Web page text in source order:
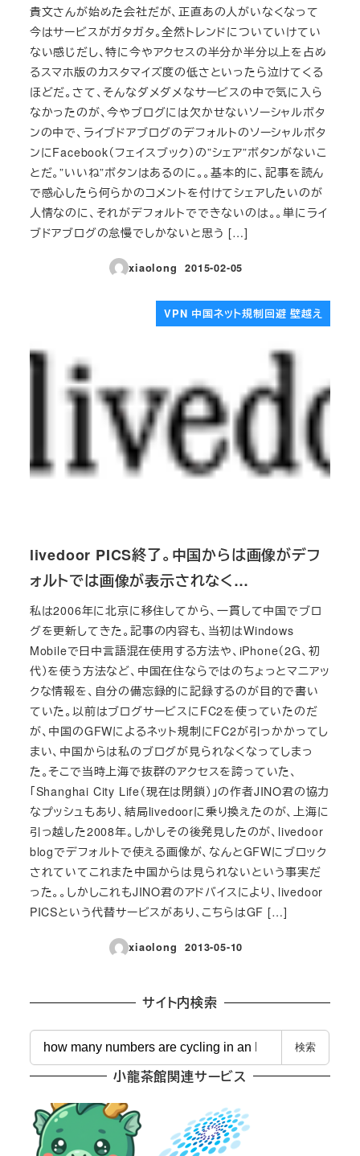
貴文さんが始めた会社だが、正直あの人がいなくなって
今はサービスがガタガタ。全然トレンドについていけてい
ない感じだし、特に今やアクセスの半分か半分以上を占め
るスマホ版のカスタマイズ度の低さといったら泣けてくる
ほどだ。さて、そんなダメダメなサービスの中で気に入ら
なかったのが、今やブログには欠かせないソーシャルボタ
ンの中で、ライブドアブログのデフォルトのソーシャルボタ
ンにFacebook（フェイスブック）の”シェア”ボタンがないこ
とだ。”いいね”ボタンはあるのに。。基本的に、記事を読ん
で感心したら何らかのコメントを付けてシェアしたいのが
人情なのに、それがデフォルトでできないのは。。単にライ
ブドアブログの怠慢でしかないと思う […]
xiaolong
投稿日
2015-02-05
VPN 中国ネット規制回避 壁越え
livedoor PICS終了。中国からは画像がデフ
ォルトでは画像が表示されなく…
私は2006年に北京に移住してから、一貫して中国でブロ
グを更新してきた。記事の内容も、当初はWindows
Mobileで日中言語混在使用する方法や、iPhone（2G、初
代）を使う方法など、中国在住ならではのちょっとマニアッ
クな情報を、自分の備忘録的に記録するのが目的で書い
ていた。以前はブログサービスにFC2を使っていたのだ
が、中国のGFWによるネット規制にFC2が引っかかってし
まい、中国からは私のブログが見られなくなってしまっ
た。そこで当時上海で抜群のアクセスを誇っていた、
「Shanghai City Life（現在は閉鎖）」の作者JINO君の協力
なプッシュもあり、結局livedoorに乗り換えたのが、上海に
引っ越した2008年。しかしその後発見したのが、livedoor
blogでデフォルトで使える画像が、なんとGFWにブロック
されていてこれまた中国からは見られないという事実だ
った。。しかしこれもJINO君のアドバイスにより、livedoor
PICSという代替サービスがあり、こちらはGF […]
xiaolong
投稿日
2013-05-10
サイト内検索
検
索
検索
小龍茶館関連サービス